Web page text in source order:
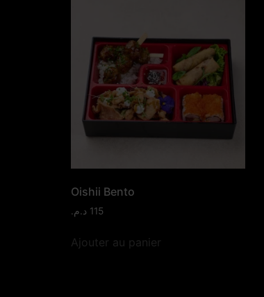
Oishii Bento
115 د.م.
Ajouter au panier